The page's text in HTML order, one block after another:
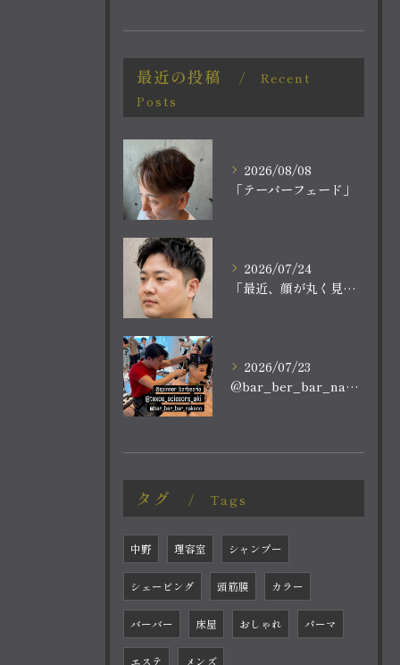
最近の投稿
Recent
Posts
2026/08/08
「テーパーフェード」
2026/07/24
「最近、顔が丸く見える。
2026/07/23
@bar_ber_bar_nakano
タグ Tags
中野 理容室 シャンプー
シェービング 頭筋膜 カラー
バーバー 床屋 おしゃれ パーマ
エステ メンズ